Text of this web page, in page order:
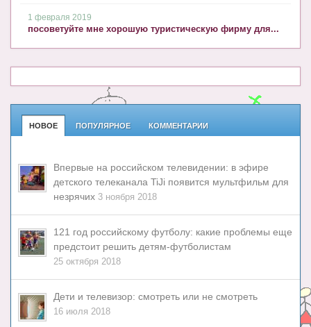
1 февраля 2019
посоветуйте мне хорошую туристическую фирму для...
НОВОЕ ПОПУЛЯРНОЕ КОММЕНТАРИИ
Впервые на российском телевидении: в эфире
детского телеканала TiJi появится мультфильм для
незрячих 3 ноября 2018
121 год российскому футболу: какие проблемы еще
предстоит решить детям-футболистам
25 октября 2018
Дети и телевизор: смотреть или не смотреть
16 июля 2018